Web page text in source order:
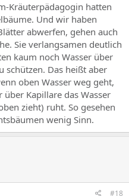
Kräuterpädagogin hatten
Und wir haben
abwerfen, gehen auch
Sie verlangsamen deutlich
kaum noch Wasser über
schützen. Das heißt aber
oben Wasser weg geht,
Kapillare das Wasser
zieht) ruht. So gesehen
wenig Sinn.
#18